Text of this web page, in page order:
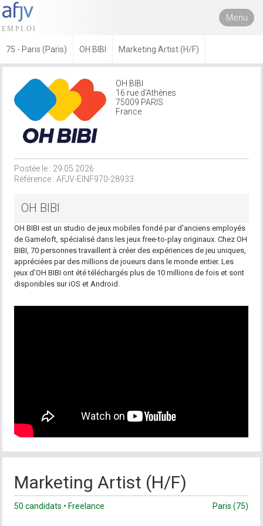
Menu
75 - Paris (Paris) OH BIBI Marketing Artist (H/F)
OH BIBI
16 rue d'Athènes
75009 PARIS
France
Postée le : 29.05.2026
Référence : AFJV-EINF970-28933
OH BIBI
OH BIBI est un studio de jeux mobiles fondé par d'anciens employés
de Gameloft, spécialisé dans les jeux free-to-play originaux. Chez OH
BIBI, 70 personnes travaillent à créer des expériences de jeu uniques,
appréciées par des millions de joueurs dans le monde entier. Les
jeux d'OH BIBI ont été téléchargés plus de 10 millions de fois et sont
disponibles sur iOS et Android.
Marketing Artist (H/F)
50 candidats • Freelance Paris (75)